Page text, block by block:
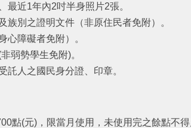
最近1年內2吋半身照片2張。
族別之證明文件（非原住民者免附）。
心障礙者免附）。
弱勢學生免附)。
託人之國民身分證、印章。
點(元)，限當月使用，未使用完之餘點不得